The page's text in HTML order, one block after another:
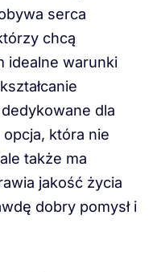
serca
chcą
idealne warunki
dla
która nie
także ma
jakość życia
dobry pomysł i